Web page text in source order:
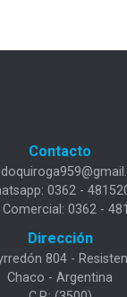
Contacto
0362 -
Comercial: 0362 -
Dirección
804 -
Chaco - Argentina